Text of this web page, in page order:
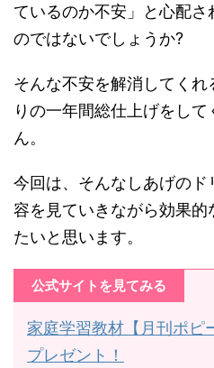
ているのか不安」と心配
のではないでしょうか?
そんな不安を解消してく
りの一年間総仕上げをし
ん。
今回は、そんなしあげの
容を見ていきながら効果的
たいと思います。
公式サイトを見てみる
家庭学習教材【月刊ポ
プレゼント！